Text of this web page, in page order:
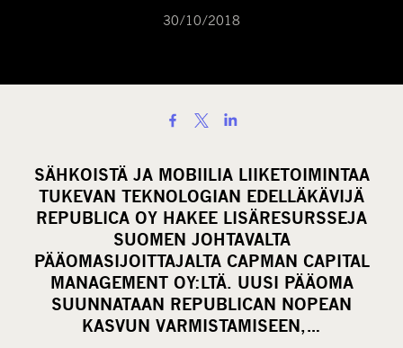
30/10/2018
a
r
e
o
n
s
o
c
SÄHKOISTÄ JA MOBIILIA LIIKETOIMINTAA
TUKEVAN TEKNOLOGIAN EDELLÄKÄVIJÄ
REPUBLICA OY HAKEE LISÄRESURSSEJA
SUOMEN JOHTAVALTA
PÄÄOMASIJOITTAJALTA CAPMAN CAPITAL
MANAGEMENT OY:LTÄ. UUSI PÄÄOMA
SUUNNATAAN REPUBLICAN NOPEAN
KASVUN VARMISTAMISEEN,…